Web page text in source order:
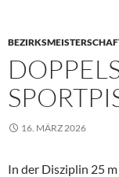
16. MÄRZ 2026
In der Disziplin 25